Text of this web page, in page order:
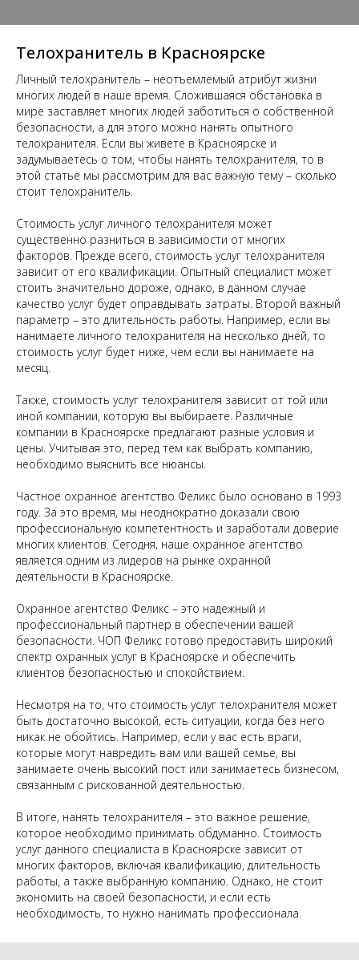
Телохранитель в Красноярске
Личный телохранитель – неотъемлемый атрибут жизни
многих людей в наше время. Сложившаяся обстановка в
мире заставляет многих людей заботиться о собственной
безопасности, а для этого можно нанять опытного
телохранителя. Если вы живете в Красноярске и
задумываетесь о том, чтобы нанять телохранителя, то в
этой статье мы рассмотрим для вас важную тему – сколько
стоит телохранитель.
Стоимость услуг личного телохранителя может
существенно разниться в зависимости от многих
факторов. Прежде всего, стоимость услуг телохранителя
зависит от его квалификации. Опытный специалист может
стоить значительно дороже, однако, в данном случае
качество услуг будет оправдывать затраты. Второй важный
параметр – это длительность работы. Например, если вы
нанимаете личного телохранителя на несколько дней, то
стоимость услуг будет ниже, чем если вы нанимаете на
месяц.
Также, стоимость услуг телохранителя зависит от той или
иной компании, которую вы выбираете. Различные
компании в Красноярске предлагают разные условия и
цены. Учитывая это, перед тем как выбрать компанию,
необходимо выяснить все нюансы.
Частное охранное агентство Феликс было основано в 1993
году. За это время, мы неоднократно доказали свою
профессиональную компетентность и заработали доверие
многих клиентов. Сегодня, наше охранное агентство
является одним из лидеров на рынке охранной
деятельности в Красноярске.
Охранное агентство Феликс – это надежный и
профессиональный партнер в обеспечении вашей
безопасности. ЧОП Феликс готово предоставить широкий
спектр охранных услуг в Красноярске и обеспечить
клиентов безопасностью и спокойствием.
Несмотря на то, что стоимость услуг телохранителя может
быть достаточно высокой, есть ситуации, когда без него
никак не обойтись. Например, если у вас есть враги,
которые могут навредить вам или вашей семье, вы
занимаете очень высокий пост или занимаетесь бизнесом,
связанным с рискованной деятельностью.
В итоге, нанять телохранителя – это важное решение,
которое необходимо принимать обдуманно. Стоимость
услуг данного специалиста в Красноярске зависит от
многих факторов, включая квалификацию, длительность
работы, а также выбранную компанию. Однако, не стоит
экономить на своей безопасности, и если есть
необходимость, то нужно нанимать профессионала.